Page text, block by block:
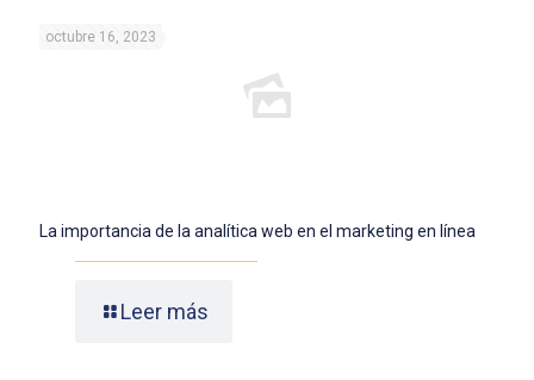
octubre 16, 2023
La importancia de la analítica web en el marketing en línea
Leer más